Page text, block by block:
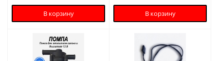
В корзину В корзину